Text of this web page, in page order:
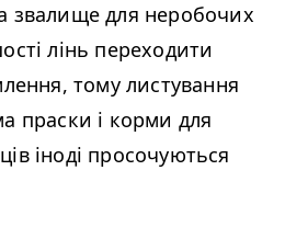
звалище для неробочих
лінь переходити
тому листування
праски і корми для
іноді просочуються